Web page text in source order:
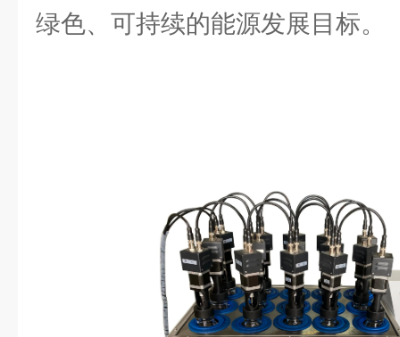
绿色、可持续的能源发展目标。